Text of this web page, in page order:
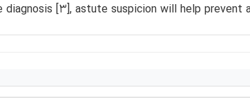
[3], astute suspicion will help prevent